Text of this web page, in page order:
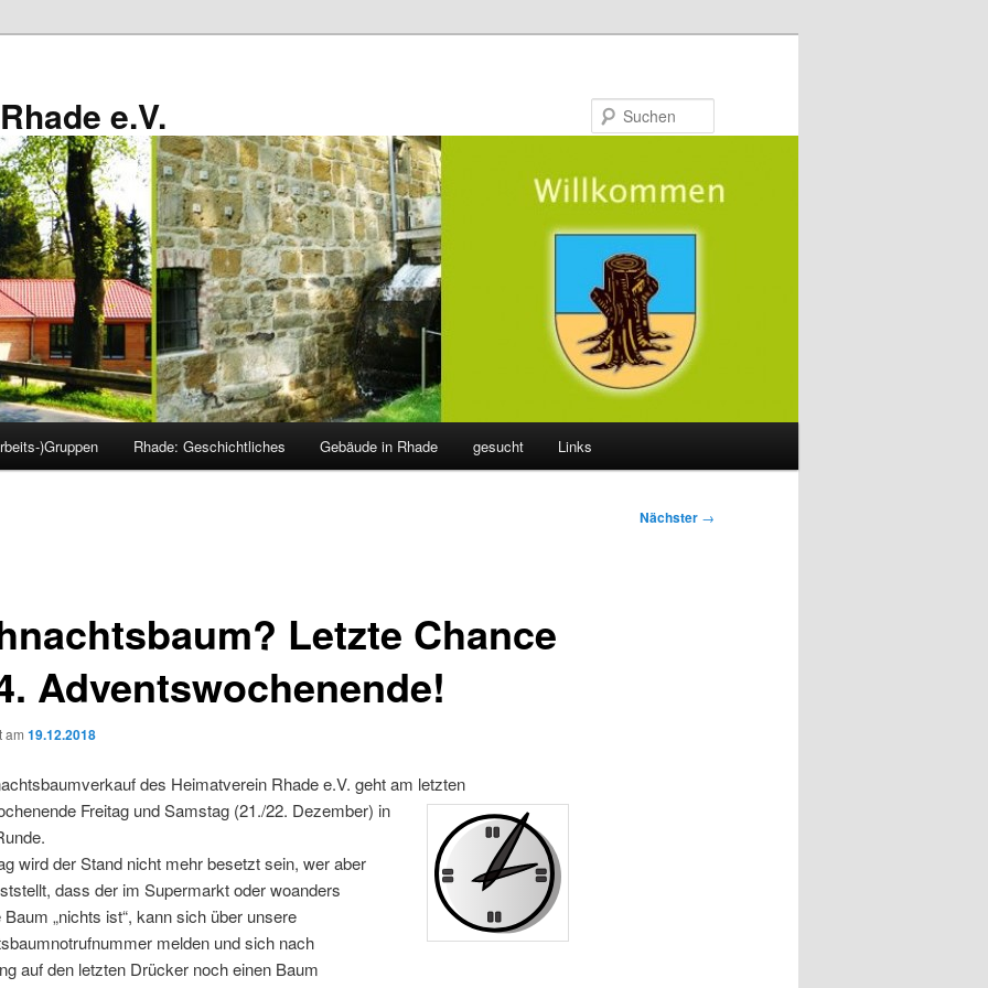
e.V.
)Gruppen Rhade: Geschichtliches Gebäude in Rhade gesucht Links
Nächster →
Letzte Chance
Adventswochenende!
am 19.12.2018
des Heimatverein Rhade e.V. geht am letzten
Freitag und Samstag (21./22. Dezember) in
wird der Stand nicht mehr besetzt sein, wer aber
dass der im Supermarkt oder woanders
„nichts ist“, kann sich über unsere
melden und sich nach
auf den letzten Drücker noch einen Baum